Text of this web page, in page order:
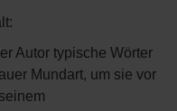
Autor typische Wörter
Mundart, um sie vor